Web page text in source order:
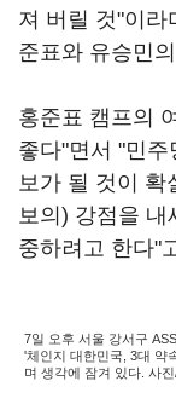
져 버릴 것"이라
준표와 유승민
홍준표 캠프의
좋다"면서 "민
보가 될 것이 확
보의) 강점을 내
중하려고 한다"
7일 오후 서울 강서구
'체인지 대한민국, 3대 약
며 생각에 잠겨 있다. 사